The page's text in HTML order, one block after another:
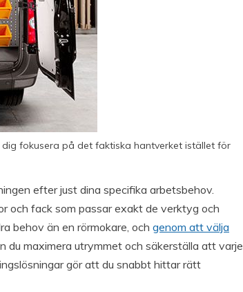
fokusera på det faktiska hantverket istället för
efter just dina specifika arbetsbehov.
och fack som passar exakt de verktyg och
behov än en rörmokare, och genom att välja
du maximera utrymmet och säkerställa att varje
gör att du snabbt hittar rätt